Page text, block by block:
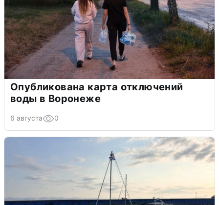
Опубликована карта отключений
воды в Воронеже
6 августа 0